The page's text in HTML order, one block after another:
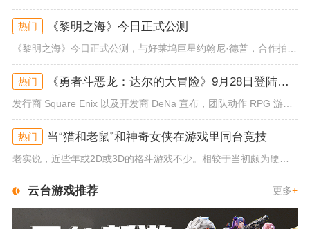
热门 《黎明之海》今日正式公测
热门 《勇者斗恶龙：达尔的大冒险》9月28日登陆苹果谷歌应用商店
发行商 Square Enix 以及开发商 DeNa 宣布，团队动作 RPG 游戏《勇者斗恶龙：达尔的大冒险 魂之绊》将...
热门 当“猫和老鼠”和神奇女侠在游戏里同台竞技
云台游戏推荐 更多+